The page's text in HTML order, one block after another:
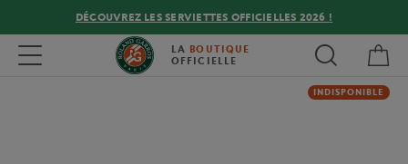
DÉCOUVREZ LES SERVIETTES OFFICIELLES 2026 !
Toggle navigation LA BOUTIQUE
OFFICIELLE
INDISPONIBLE